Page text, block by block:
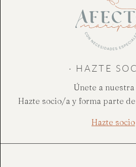
· HAZTE
Únete a nuestra
Hazte socio/a y forma parte
Hazte socio